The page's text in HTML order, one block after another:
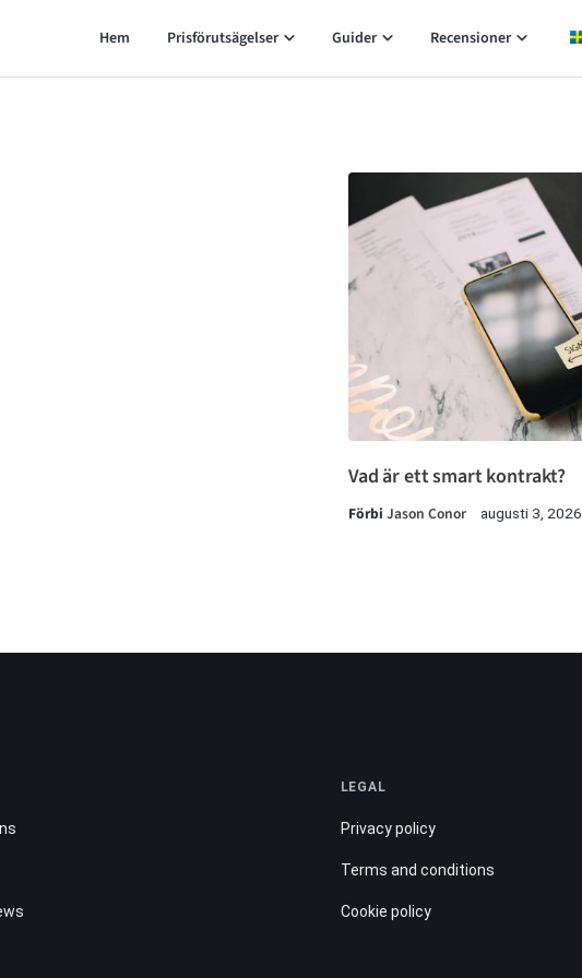
Hem Prisförutsägelser Guider Recensioner
Vad är ett smart kontrakt?
Förbi Jason Conor augusti 3, 2026
LEGAL
Privacy policy
Terms and conditions
Cookie policy